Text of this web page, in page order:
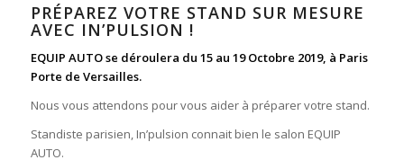
PRÉPAREZ VOTRE STAND SUR MESURE
AVEC IN’PULSION !
EQUIP AUTO se déroulera du 15 au 19 Octobre 2019, à Paris
Porte de Versailles.
Nous vous attendons pour vous aider à préparer votre stand.
Standiste parisien, In’pulsion connait bien le salon EQUIP
AUTO.